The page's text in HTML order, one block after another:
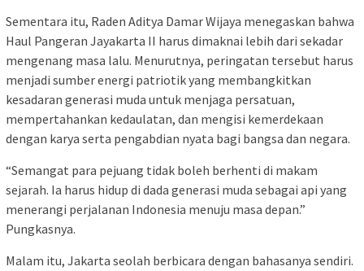
Sementara itu, Raden Aditya Damar Wijaya menegaskan bahwa
Haul Pangeran Jayakarta II harus dimaknai lebih dari sekadar
mengenang masa lalu. Menurutnya, peringatan tersebut harus
menjadi sumber energi patriotik yang membangkitkan
kesadaran generasi muda untuk menjaga persatuan,
mempertahankan kedaulatan, dan mengisi kemerdekaan
dengan karya serta pengabdian nyata bagi bangsa dan negara.
“Semangat para pejuang tidak boleh berhenti di makam
sejarah. Ia harus hidup di dada generasi muda sebagai api yang
menerangi perjalanan Indonesia menuju masa depan.”
Pungkasnya.
Malam itu, Jakarta seolah berbicara dengan bahasanya sendiri.